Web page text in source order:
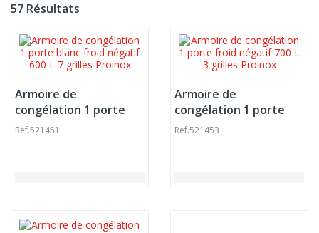
57 Résultats
Armoire de
congélation 1 porte
blanc froid négatif 600
Ref.521451
Armoire de
congélation 1 porte
froid négatif 700 L 3
Ref.521453